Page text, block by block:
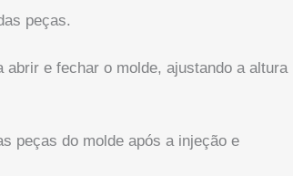
peças.
e fechar o molde, ajustando a altura
peças do molde após a injeção e